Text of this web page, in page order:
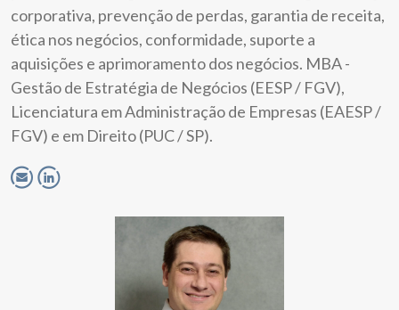
corporativa, prevenção de perdas, garantia de receita,
ética nos negócios, conformidade, suporte a
aquisições e aprimoramento dos negócios. MBA -
Gestão de Estratégia de Negócios (EESP / FGV),
Licenciatura em Administração de Empresas (EAESP /
FGV) e em Direito (PUC / SP).